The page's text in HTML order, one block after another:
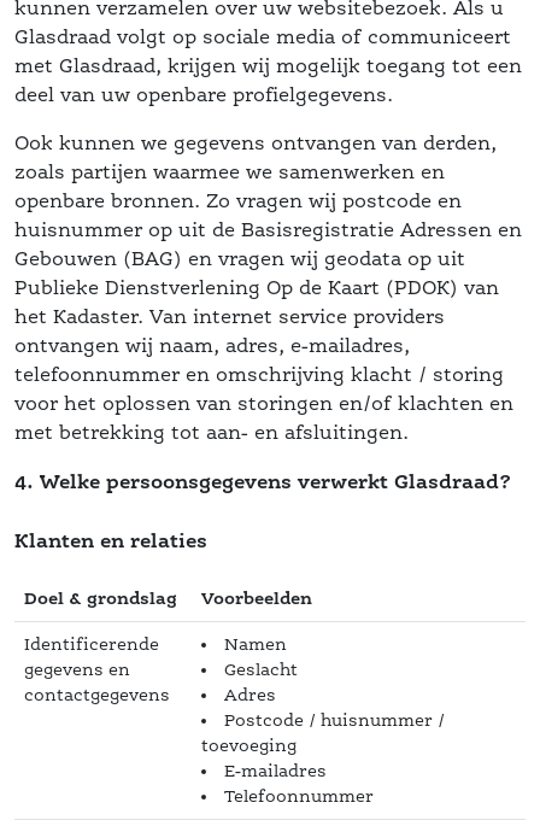
kunnen verzamelen over uw websitebezoek. Als u
Glasdraad volgt op sociale media of communiceert
met Glasdraad, krijgen wij mogelijk toegang tot een
deel van uw openbare profielgegevens.
Ook kunnen we gegevens ontvangen van derden,
zoals partijen waarmee we samenwerken en
openbare bronnen. Zo vragen wij postcode en
huisnummer op uit de Basisregistratie Adressen en
Gebouwen (BAG) en vragen wij geodata op uit
Publieke Dienstverlening Op de Kaart (PDOK) van
het Kadaster. Van internet service providers
ontvangen wij naam, adres, e-mailadres,
telefoonnummer en omschrijving klacht / storing
voor het oplossen van storingen en/of klachten en
met betrekking tot aan- en afsluitingen.
4. Welke persoonsgegevens verwerkt Glasdraad?
Klanten en relatie
Doel & grondslag Voorbeelden
Identificerende
gegevens en
contactgegeven
Namen
Geslacht
Adre
Postcode / huisnummer /
toevoeging
E-mailadre
Telefoonnummer